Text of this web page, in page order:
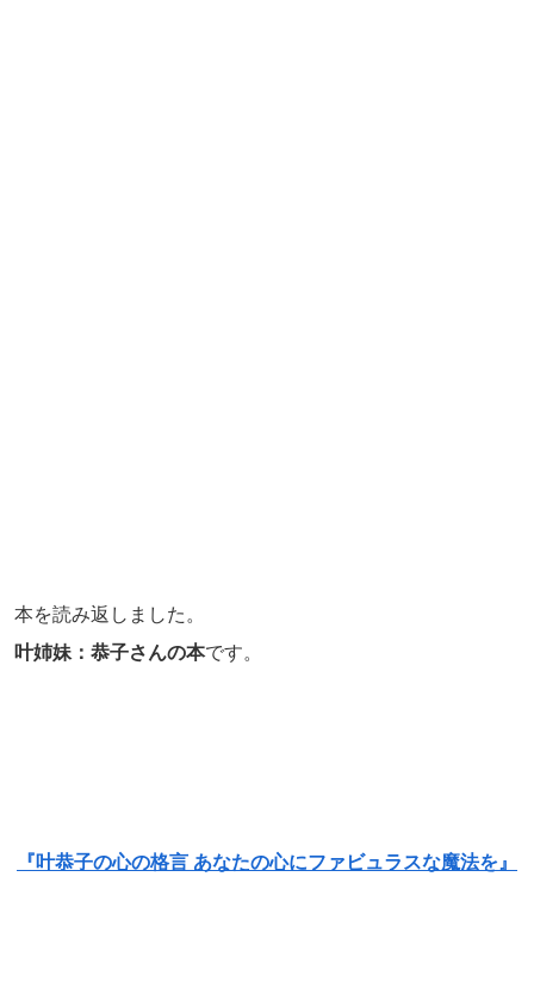
本を読み返しました。
叶姉妹：恭子さんの本です。
『叶恭子の心の格言 あなたの心にファビュラスな魔法を』